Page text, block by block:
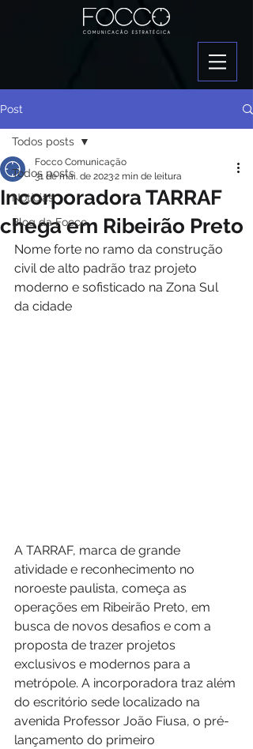
Post
Todos posts
Notícias
Blog da Focco
Todos posts
Incorporadora TARRAF
chega em Ribeirão Preto
Focco Comunicação
31 de mai. de 20232 min de leitura
Nome forte no ramo da construção
civil de alto padrão traz projeto
moderno e sofisticado na Zona Sul
da cidade
A TARRAF, marca de grande
atividade e reconhecimento no
noroeste paulista, começa as
operações em Ribeirão Preto, em
busca de novos desafios e com a
proposta de trazer projetos
exclusivos e modernos para a
metrópole. A incorporadora traz além
do escritório sede localizado na
avenida Professor João Fiusa, o pré-
lançamento do primeiro